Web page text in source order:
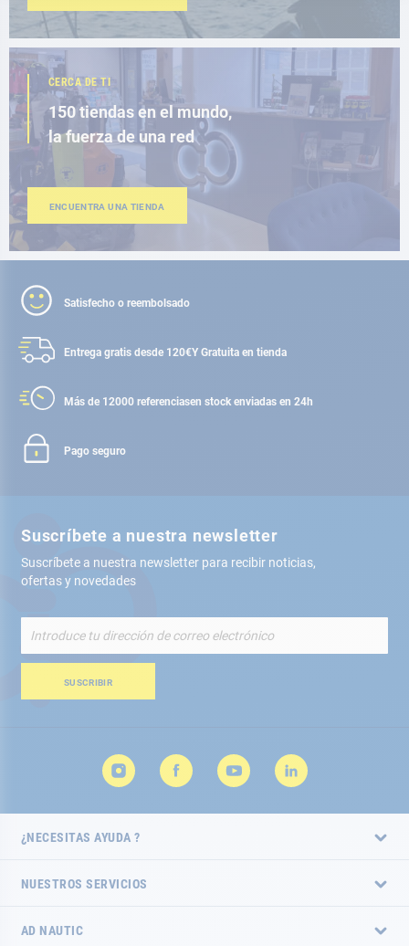
CERCA DE TI
150 tiendas en el mundo,
la fuerza de una red
ENCUENTRA UNA TIENDA
Satisfecho o reembolsado
Entrega gratis desde 120€Y Gratuita en tienda
Más de 12000 referenciasen stock enviadas en 24h
Pago seguro
Suscríbete a nuestra newsletter
Suscríbete a nuestra newsletter para recibir noticias,
ofertas y novedades
nuestro
de
SUSCRIBIR
¿NECESITAS AYUDA ?
NUESTROS SERVICIOS
AD NAUTIC